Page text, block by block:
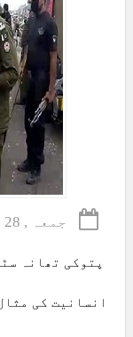
جمعہ , 28 فروری 2020ء
پتوکی تھانہ
انسانیت کی